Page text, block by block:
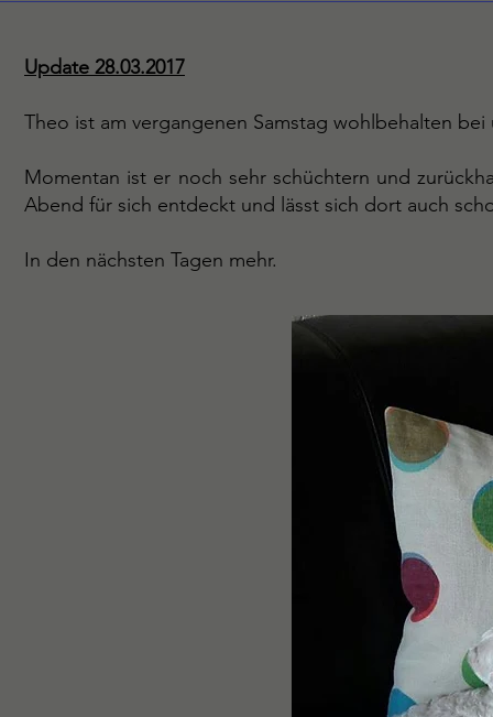
Update 28.03.2017
Theo ist am vergangenen Samstag wohlbehalten
Momentan ist er noch sehr schüchtern und
Abend für sich entdeckt und lässt sich dort auch
In den nächsten Tagen mehr.